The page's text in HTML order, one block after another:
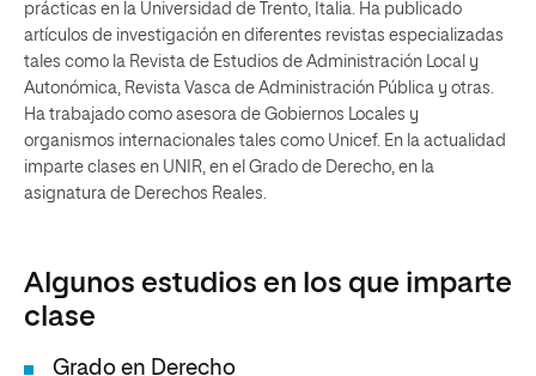
prácticas en la Universidad de Trento, Italia. Ha publicado
artículos de investigación en diferentes revistas especializadas
tales como la Revista de Estudios de Administración Local y
Autonómica, Revista Vasca de Administración Pública y otras.
Ha trabajado como asesora de Gobiernos Locales y
organismos internacionales tales como Unicef. En la actualidad
imparte clases en UNIR, en el Grado de Derecho, en la
asignatura de Derechos Reales.
Algunos estudios en los que imparte
clase
Grado en Derecho